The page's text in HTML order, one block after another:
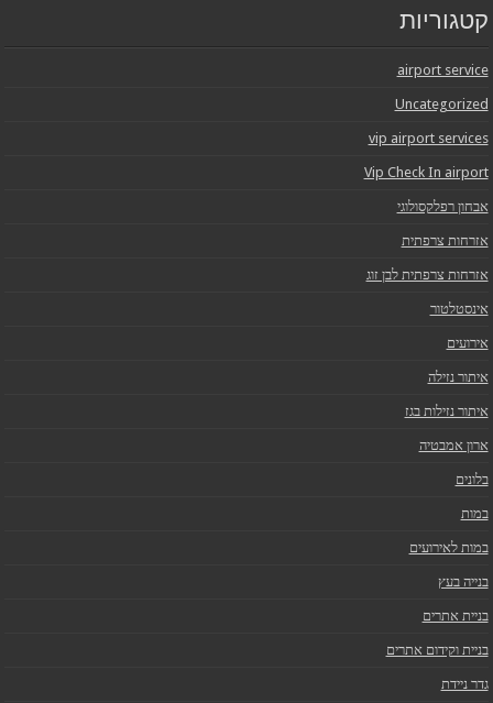
קטגוריות
airport service
Uncategorized
vip airport services
Vip Check In airport
אבחון רפלקסולוגי
אזרחות צרפתית
אזרחות צרפתית לבן זוג
אינסטלטור
אירועים
איתור נזילה
איתור נזילות בגז
ארון אמבטיה
בלונים
במות
במות לאירועים
בנייה בעץ
בניית אתרים
בניית וקידום אתרים
גדר ניידת